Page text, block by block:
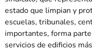
estado que limpian y
escuelas, tribunales,
importantes, forma
servicios de edificios